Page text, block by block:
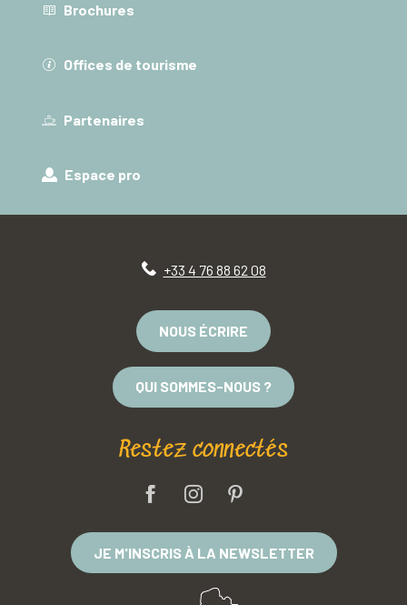
Brochures
Offices de tourisme
Partenaires
Espace pro
+33 4 76 88 62 08
NOUS ÉCRIRE
QUI SOMMES-NOUS ?
Restez connectés
JE M'INSCRIS À LA NEWSLETTER